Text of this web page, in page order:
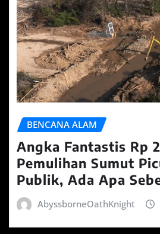
BENCANA ALAM
Angka Fantastis Rp
Pemulihan Sumut
Publik, Ada Apa
AbyssborneOathKnight